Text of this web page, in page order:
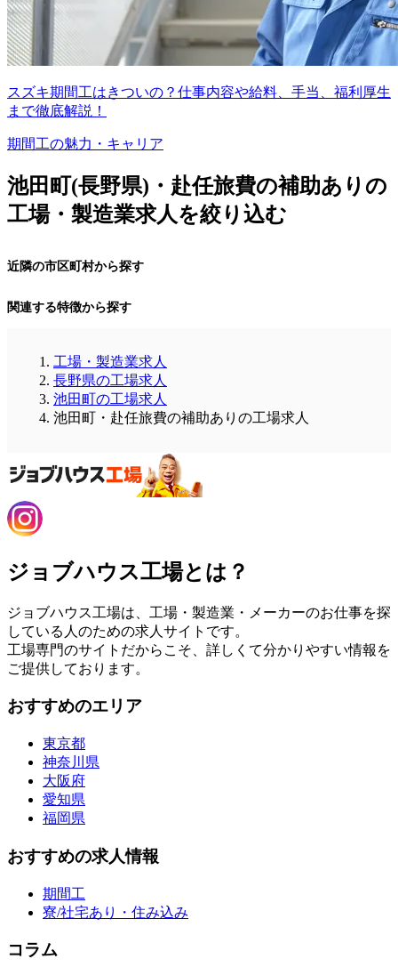
スズキ期間工はきついの？仕事内容や給料、手当、福利厚生
まで徹底解説！
期間工の魅力・キャリア
池田町(長野県)・赴任旅費の補助ありの
工場・製造業求人を絞り込む
近隣の市区町村から探す
関連する特徴から探す
工場・製造業求人
長野県の工場求人
池田町の工場求人
池田町・赴任旅費の補助ありの工場求人
ジョブハウス工場とは？
ジョブハウス工場は、工場・製造業・メーカーのお仕事を探
している人のための求人サイトです。
工場専門のサイトだからこそ、詳しくて分かりやすい情報を
ご提供しております。
おすすめのエリア
東京都
神奈川県
大阪府
愛知県
福岡県
おすすめの求人情報
期間工
寮/社宅あり・住み込み
コラム